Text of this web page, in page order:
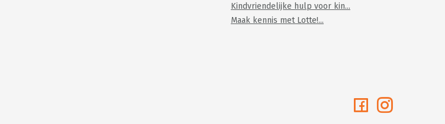
Kindvriendelijke hulp voor kin...
Maak kennis met Lotte!...